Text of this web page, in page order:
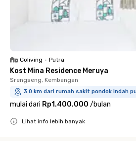
Coliving • Putra
Kost Mina Residence Meruya
Srengseng, Kembangan
3.0 km dari rumah sakit pondok indah
mulai dari Rp1.400.000 /bulan
Lihat info lebih banyak